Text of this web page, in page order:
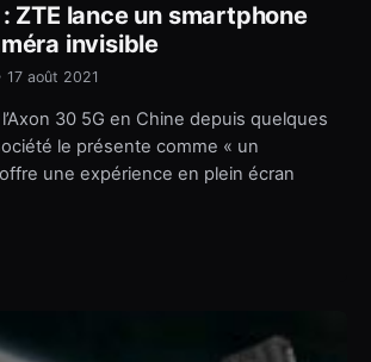
ZTE lance un smartphone
invisible
17 août 2021
30 5G en Chine depuis quelques
le présente comme « un
une expérience en plein écran